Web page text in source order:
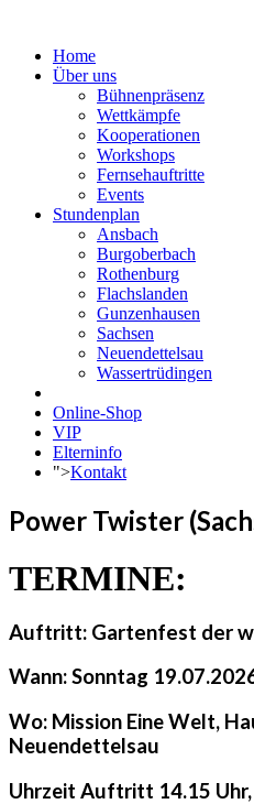
Home
Über uns
Bühnenpräsenz
Wettkämpfe
Kooperationen
Workshops
Fernsehauftritte
Events
Stundenplan
Ansbach
Burgoberbach
Rothenburg
Flachslanden
Gunzenhausen
Sachsen
Neuendettelsau
Wassertrüdingen
Online-Shop
VIP
Elterninfo
">Kontakt
Power Twister
TERMINE:
Auftritt: Gartenfest der
Wann:Sonntag
Wo: Mission Eine Welt,
Neuendettelsau
Uhrzeit Auftritt 14.15